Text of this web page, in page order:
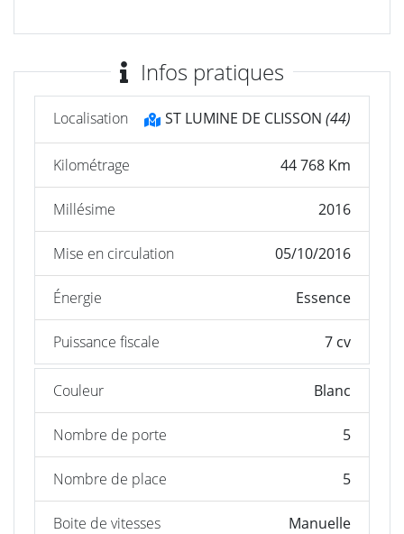
Infos pratiques
Localisation ST LUMINE DE CLISSON (44)
Kilométrage 44 768 Km
Millésime 2016
Mise en circulation 05/10/2016
Énergie Essence
Puissance fiscale 7 cv
Couleur Blanc
Nombre de porte 5
Nombre de place 5
Boite de vitesses Manuelle